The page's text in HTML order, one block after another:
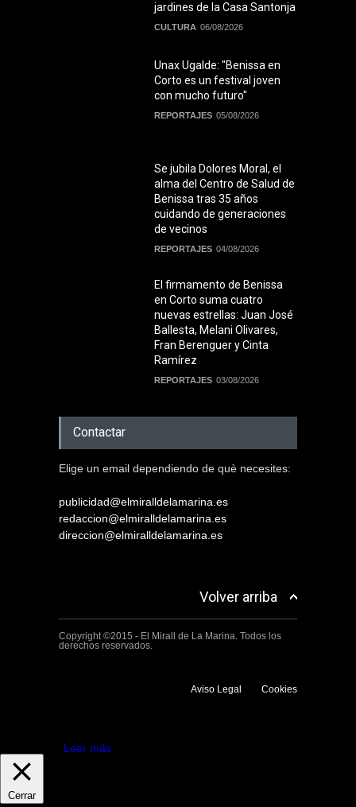
jardines de la Casa Santonja
CULTURA 06/08/2026
Unax Ugalde: "Benissa en
Corto es un festival joven
con mucho futuro"
REPORTAJES 05/08/2026
Se jubila Dolores Moral, el
alma del Centro de Salud de
Benissa tras 35 años
cuidando de generaciones
de vecinos
REPORTAJES 04/08/2026
El firmamento de Benissa
en Corto suma cuatro
nuevas estrellas: Juan José
Ballesta, Melani Olivares,
Fran Berenguer y Cinta
Ramírez
REPORTAJES 03/08/2026
Contactar
Elige un email dependiendo de què necesites:
publicidad@elmiralldelamarina.es
redaccion@elmiralldelamarina.es
direccion@elmiralldelamarina.es
Volver arriba
Copyright ©2015 - El Mirall de La Marina. Todos los
derechos reservados.
Aviso Legal Cookies
Leer más
Cerrar